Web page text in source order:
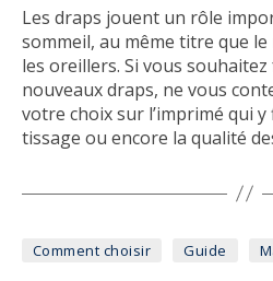
Les draps jouent un rôle
sommeil, au même titre que
les oreillers. Si vous souhaitez
nouveaux draps, ne vous
votre choix sur l’imprimé qui
tissage ou encore la qualité
Comment choisir Guide